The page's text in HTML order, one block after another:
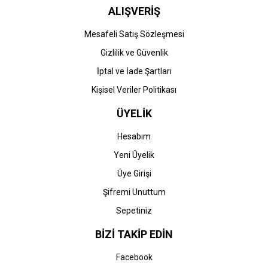
ALIŞVERİŞ
Mesafeli Satış Sözleşmesi
Gizlilik ve Güvenlik
İptal ve İade Şartları
Kişisel Veriler Politikası
ÜYELİK
Hesabım
Yeni Üyelik
Üye Girişi
Şifremi Unuttum
Sepetiniz
BİZİ TAKİP EDİN
Facebook